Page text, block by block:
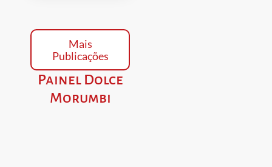
Mais
Publicações
Painel Dolce
Morumbi